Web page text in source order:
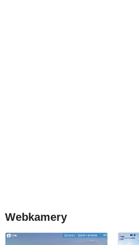
Webkamery